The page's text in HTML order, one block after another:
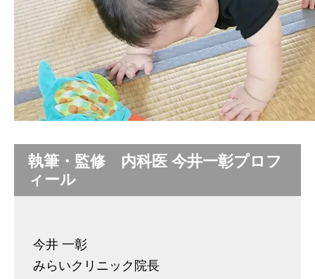
執筆・監修 内科医 今井一彰プロフ
ィール
今井 一彰
みらいクリニック院長